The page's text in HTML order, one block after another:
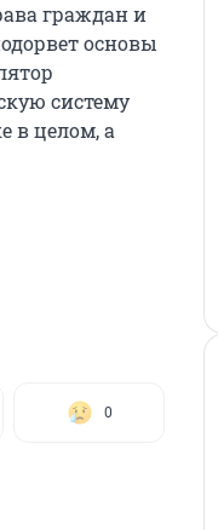
граждан и
основы
систему
в целом, а
0